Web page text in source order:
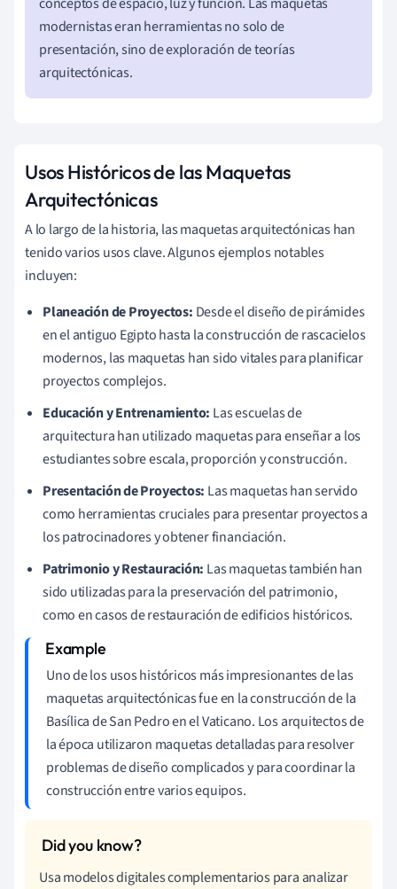
modernistas eran herramientas no solo de
presentación, sino de exploración de teorías
arquitectónicas.
Usos Históricos de las Maquetas
Arquitectónicas
A lo largo de la historia, las maquetas arquitectónicas han
tenido varios usos clave. Algunos ejemplos notables
incluyen:
Planeación de Proyectos: Desde el diseño de pirámides
en el antiguo Egipto hasta la construcción de rascacielos
modernos, las maquetas han sido vitales para planificar
proyectos complejos.
Educación y Entrenamiento: Las escuelas de
arquitectura han utilizado maquetas para enseñar a los
estudiantes sobre escala, proporción y construcción.
Presentación de Proyectos: Las maquetas han servido
como herramientas cruciales para presentar proyectos a
los patrocinadores y obtener financiación.
Patrimonio y Restauración: Las maquetas también han
sido utilizadas para la preservación del patrimonio,
como en casos de restauración de edificios históricos.
Uno de los usos históricos más impresionantes de las
maquetas arquitectónicas fue en la construcción de la
Basílica de San Pedro en el Vaticano. Los arquitectos de
la época utilizaron maquetas detalladas para resolver
problemas de diseño complicados y para coordinar la
construcción entre varios equipos.
Usa modelos digitales complementarios para analizar